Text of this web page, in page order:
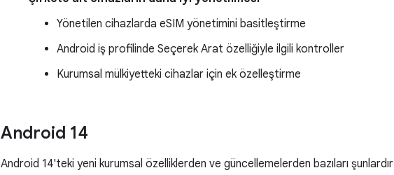
Yönetilen cihazlarda eSIM yönetimini basitleştirme
Android iş profilinde Seçerek Arat özelliğiyle ilgili kontroller
Kurumsal mülkiyetteki cihazlar için ek özelleştirme
Android 14
Android 14'teki yeni kurumsal özelliklerden ve güncellemelerden bazıları